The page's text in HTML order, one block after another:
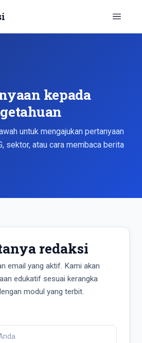
kepada
untuk mengajukan pertanyaan
sektor, atau cara membaca berita
redaksi
email yang aktif. Kami akan
edukatif sesuai kerangka
modul yang terbit.